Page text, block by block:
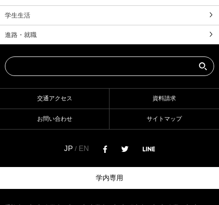
学生生活
進路・就職
交通アクセス 資料請求
お問い合わせ サイトマップ
JP / EN
学内専用